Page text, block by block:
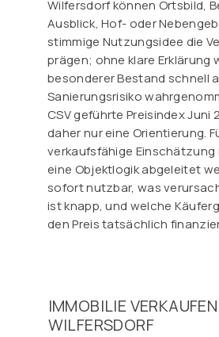
Wilfersdorf können Ortsbild,
Ausblick, Hof- oder
stimmige Nutzungsidee die
prägen; ohne klare Erklärung
besonderer Bestand schnell
Sanierungsrisiko
CSV geführte Preisindex Juni
daher nur eine Orientierung.
verkaufsfähige Einschätzung
eine Objektlogik abgeleitet
sofort nutzbar, was
ist knapp, und welche
den Preis tatsächlich
IMMOBILIE
WILFERSDORF